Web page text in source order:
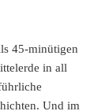
45-minütigen
in all
Und im